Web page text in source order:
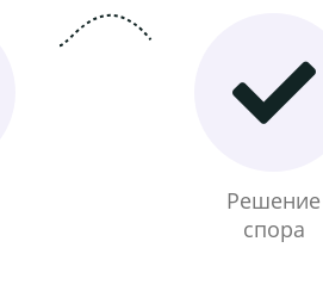
Решение
спора